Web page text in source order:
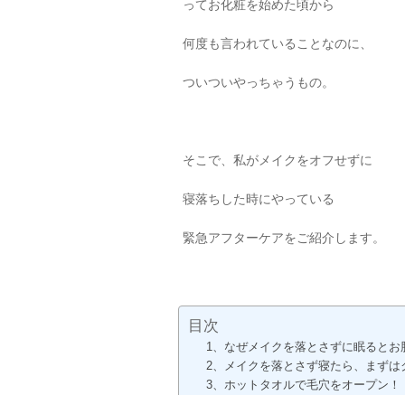
ってお化粧を始めた頃から
何度も言われていることなのに、
ついついやっちゃうもの。
そこで、私がメイクをオフせずに
寝落ちした時にやっている
緊急アフターケアをご紹介します。
目次
1、なぜメイクを落とさずに眠るとお
2、メイクを落とさず寝たら、まずは
3、ホットタオルで毛穴をオープン！